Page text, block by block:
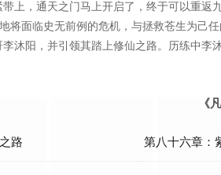
上，通天之门马上开启了，终于可以重返
面临史无前例的危机，与拯救苍生为己
沐阳，并引领其踏上修仙之路。历练中
《
路 第八十六章：